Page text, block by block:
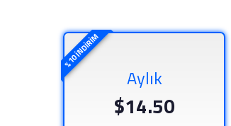
%10 İNDİRİM
Aylık
$14.50